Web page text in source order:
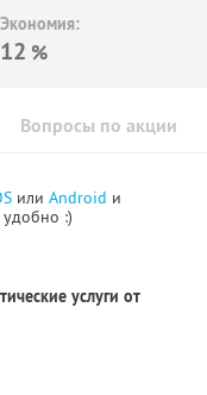
Экономия:
12 %
Вопросы по акции
или Android и
:)
услуги от